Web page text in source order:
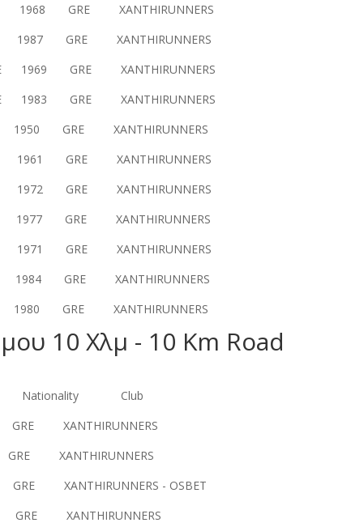
GRE XANTHIRUNNERS
GRE XANTHIRUNNERS
GRE XANTHIRUNNERS
GRE XANTHIRUNNERS
GRE XANTHIRUNNERS
GRE XANTHIRUNNERS
XANTHIRUNNERS
GRE XANTHIRUNNERS
GRE XANTHIRUNNERS
XANTHIRUNNERS
GRE XANTHIRUNNERS
10 Χλμ - 10 Km Road
Club
XANTHIRUNNERS
XANTHIRUNNERS - OSBET
XANTHIRUNNERS